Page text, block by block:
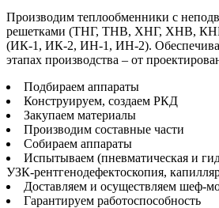
Производим теплообменники с
решетками (ТНГ, ТНВ, ХНГ, ХНВ,
(ИК-1, ИК-2, ИН-1, ИН-2).
этапах производства – от
Подбираем аппараты
Конструируем, создаем РКД
Закупаем материалы
Производим составные части
Собираем аппараты
Испытываем (пневматическая и
УЗК-рентгенодефектоскопия,
Доставляем и осуществляем шеф-
Гарантируем работоспособность